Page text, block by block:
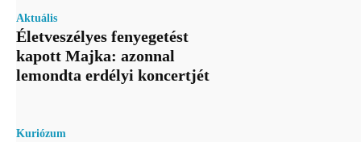
Aktuális
Életveszélyes fenyegetést
kapott Majka: azonnal
lemondta erdélyi koncertjét
Kuriózum